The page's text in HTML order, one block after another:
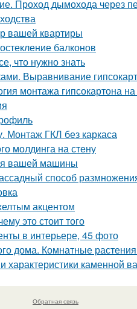
Проход дымохода через
вашей квартиры
балконов
что нужно знать
Выравнивание
монтажа гипсокартона
Монтаж ГКЛ без каркаса
молдинга на стену
вашей машины
способ
акцентом
это стоит того
в интерьере, 45 фото
дома. Комнатные
характеристики каменной
Обратная связь